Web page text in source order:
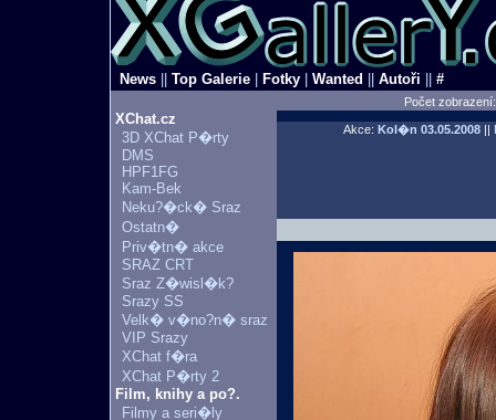
News Top Galerie Fotky Wanted Autoři #
Počet
XChat.cz
3D XChat P�rty
DMS
HPF1FG
Kam-Bek
Neku?�ck� Sraz
Ostatn�
Priv�tn� akce
SRAZ CRT
Sraz Z�wisl�k?
Srazy SS
Velk� v�no?n� sraz
VIP Srazy
XChat f�ra
XChat P�rty 2
Film, knihy a po?.
Filmy a seri�ly
Akce: Kol�n 03.05.2008 ||